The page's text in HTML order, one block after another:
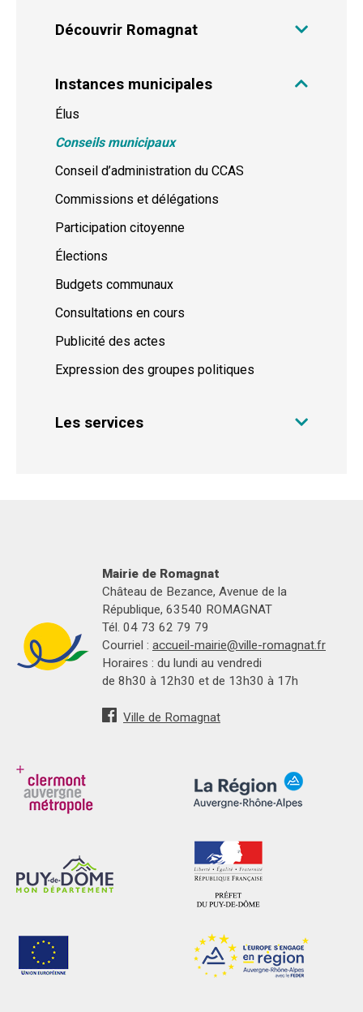
Découvrir Romagnat
Instances municipales
Élus
Conseils municipaux
Conseil d’administration du CCAS
Commissions et délégations
Participation citoyenne
Élections
Budgets communaux
Consultations en cours
Publicité des actes
Expression des groupes politiques
Les services
Mairie de Romagnat
Château de Bezance, Avenue de la
République, 63540 ROMAGNAT
Tél. 04 73 62 79 79
Courriel : accueil-mairie@ville-romagnat.fr
Horaires : du lundi au vendredi
de 8h30 à 12h30 et de 13h30 à 17h
Ville de Romagnat